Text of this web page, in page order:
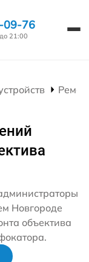
09-76
21:00
Новгороде
объектива